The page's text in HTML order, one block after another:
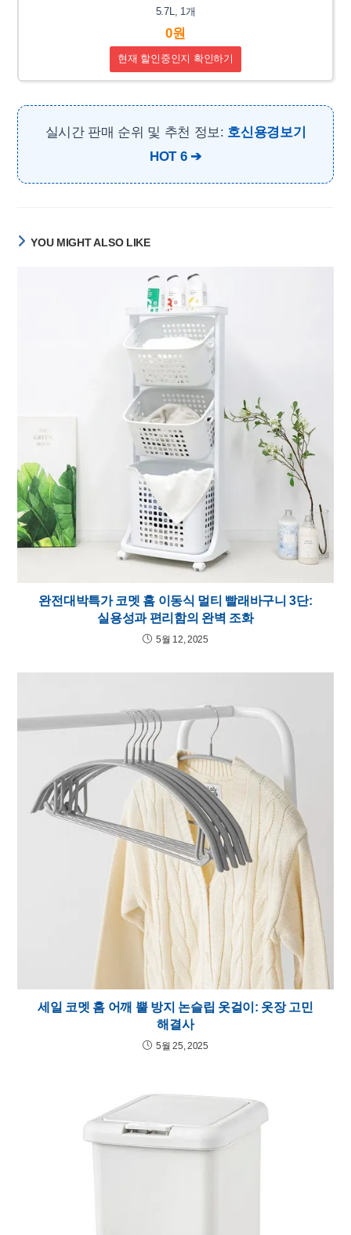
5.7L, 1개
0원
현재 할인중인지 확인하기
실시간 판매 순위 및 추천 정보: 호신용경보기
HOT 6
YOU MIGHT ALSO LIKE
완전대박특가 코멧 홈 이동식 멀티 빨래바구니 3단:
실용성과 편리함의 완벽 조화
5월 12, 2025
세일 코멧 홈 어깨 뿔 방지 논슬립 옷걸이: 옷장 고민
해결사
5월 25, 2025